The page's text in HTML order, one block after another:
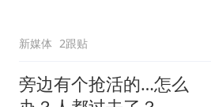
新媒体 2跟贴
旁边有个抢活的…怎么